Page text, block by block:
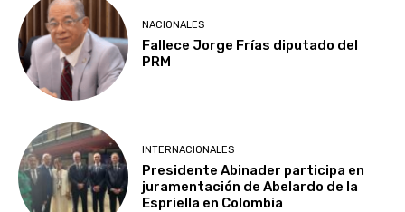
NACIONALES
Fallece Jorge Frías diputado del
PRM
INTERNACIONALES
Presidente Abinader participa en
juramentación de Abelardo de la
Espriella en Colombia